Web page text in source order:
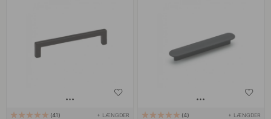
41 + LÆNGDER 4 + LÆNGDER